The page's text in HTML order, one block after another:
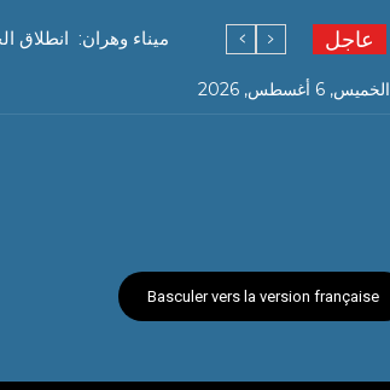
عاجل ميناء وهران: انطلاق
الخميس, 6 أغسطس, 2026
Basculer vers la version française